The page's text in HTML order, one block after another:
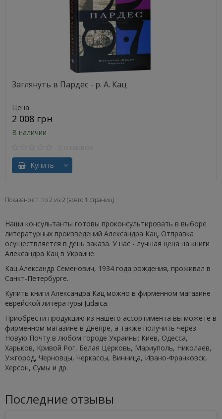
Заглянуть в Пардес - р. А. Кац
Цена
2 008 грн
В наличии
Купить
Показано с 1 по 2 из 2 (всего 1 страниц)
Наши консультанты готовы проконсультировать в выборе
литературных произведений Александра Кац. Отправка
осуществляется в день заказа. У нас - лучшая цена на книги
Александра Кац в Украине.
Кац Александр Семенович, 1934 года рождения, проживал в
Санкт-Петербурге.
Купить книги Александра Кац можно в фирменном магазине
еврейской литературы Judaica.
Приобрести продукцию из нашего ассортимента вы можете в
фирменном магазине в Днепре, а также получить через
Новую Почту в любом городе Украины: Киев, Одесса,
Харьков, Кривой Рог, Белая Церковь, Мариуполь, Николаев,
Ужгород, Черновцы, Черкассы, Винница, Ивано-Франковск,
Херсон, Сумы и др.
Последние отзывы